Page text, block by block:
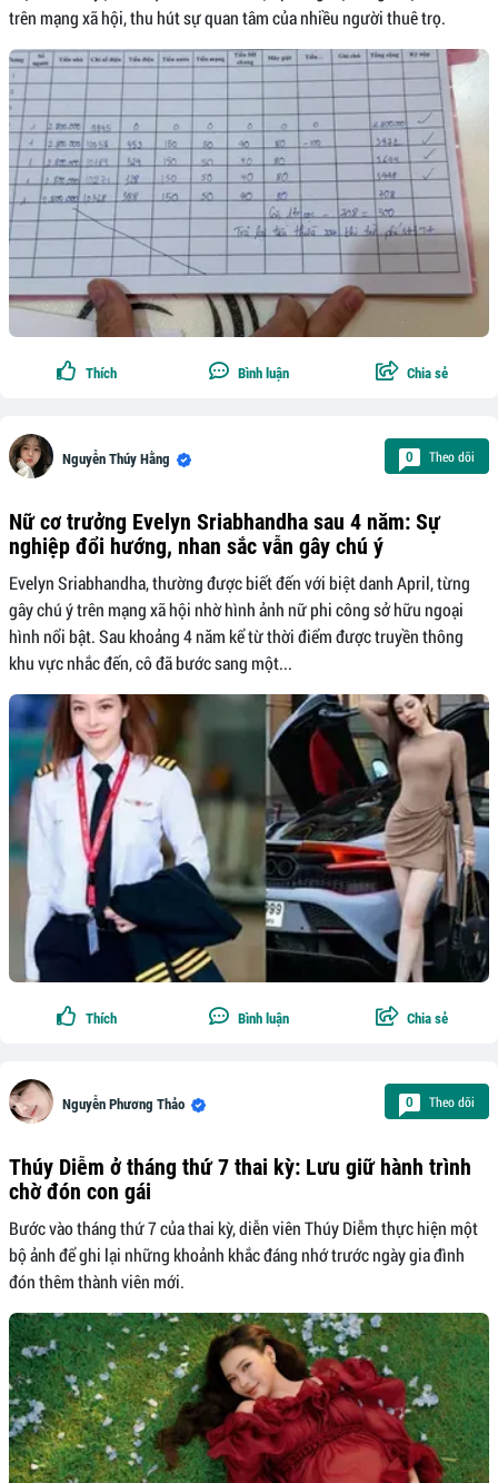
trên mạng xã hội, thu hút sự quan tâm của nhiều người thuê trọ.
Thích Bình luận Chia sẻ
Nguyễn Thúy Hằng 0 Theo dõi
Nữ cơ trưởng Evelyn Sriabhandha sau 4 năm: Sự
nghiệp đổi hướng, nhan sắc vẫn gây chú ý
Evelyn Sriabhandha, thường được biết đến với biệt danh April, từng
gây chú ý trên mạng xã hội nhờ hình ảnh nữ phi công sở hữu ngoại
hình nổi bật. Sau khoảng 4 năm kể từ thời điểm được truyền thông
khu vực nhắc đến, cô đã bước sang một...
Thích Bình luận Chia sẻ
Nguyễn Phương Thảo 0 Theo dõi
Thúy Diễm ở tháng thứ 7 thai kỳ: Lưu giữ hành trình
chờ đón con gái
Bước vào tháng thứ 7 của thai kỳ, diễn viên Thúy Diễm thực hiện một
bộ ảnh để ghi lại những khoảnh khắc đáng nhớ trước ngày gia đình
đón thêm thành viên mới.